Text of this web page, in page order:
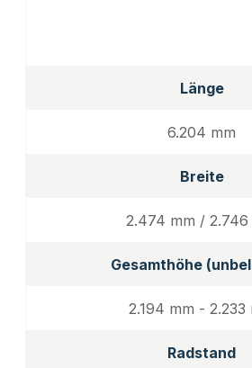
Länge
6.204 mm
Breite
2.474 mm / 2.746
Gesamthöhe
2.194 mm - 2.233
Radstand